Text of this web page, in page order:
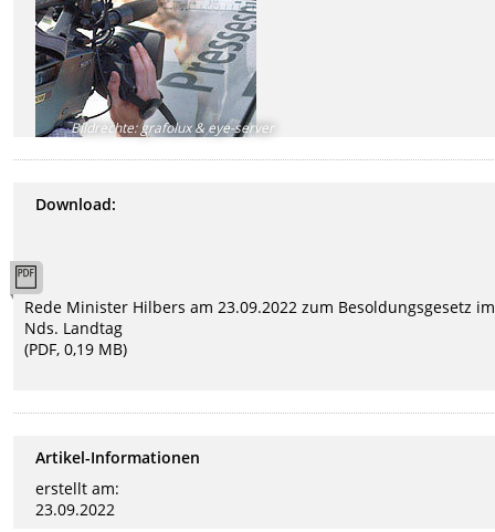
Bildrechte:grafolux & eye-server
Download:
Rede Minister Hilbers am 23.09.2022 zum Besoldungsgesetz im
Nds. Landtag
(PDF, 0,19 MB)
Artikel-Informationen
erstellt am:
23.09.2022